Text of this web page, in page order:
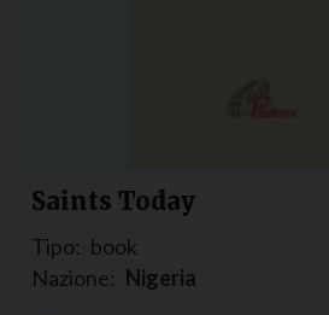
Saints Today
Tipo: book
Nazione: Nigeria